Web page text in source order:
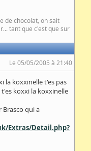
de chocolat, on sait
tant que c'est que sur
Le 05/05/2005 à 21:40
la koxxinelle t'es pas
koxxi la koxxinelle
qui a
Extras/Detail.php?